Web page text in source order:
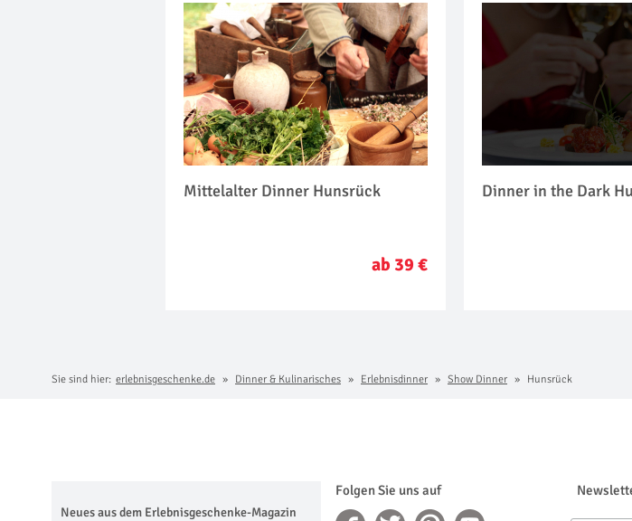
Mittelalter Dinner Hunsrück
ab 39 €
Dinner in the Dark
Sie sind hier: erlebnisgeschenke.de Dinner & Kulinarisches Erlebnisdinner Show Dinner Hunsrück
Folgen Sie uns auf
Neues aus dem Erlebnisgeschenke-Magazin